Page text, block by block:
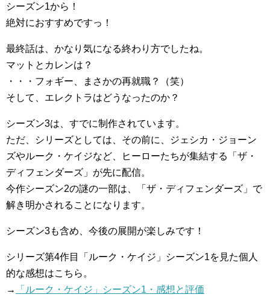
シーズン1から！
絶対におすすめですっ！
最終話は、かなり気になる終わり方でしたね。
マットとカレンは？
・・・フォギー、まさかの再就職？（笑）
そして、エレクトラはどうなったのか？
シーズン3は、すでに制作されています。
ただ、シリーズとしては、その前に、ジェシカ・ジョーン
ズやルーク・ケイジなど、ヒーローたちが集結する「ザ・
ディフェンダーズ」が先に配信。
今作シーズン2の謎の一部は、「ザ・ディフェンダーズ」で
解き明かされることになります。
シーズン3も含め、今後の展開が楽しみです！
シリーズ第4作目「ルーク・ケイジ」シーズン1を見た個人
的な感想はこちら。
→
「ルーク・ケイジ」シーズン1・感想と評価